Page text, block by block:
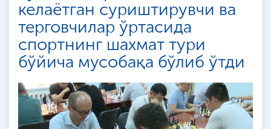
келаётган суриштирувчи ва
терговчилар ўртасида
спортнинг шахмат тури
бўйича мусобақа бўлиб ўтди